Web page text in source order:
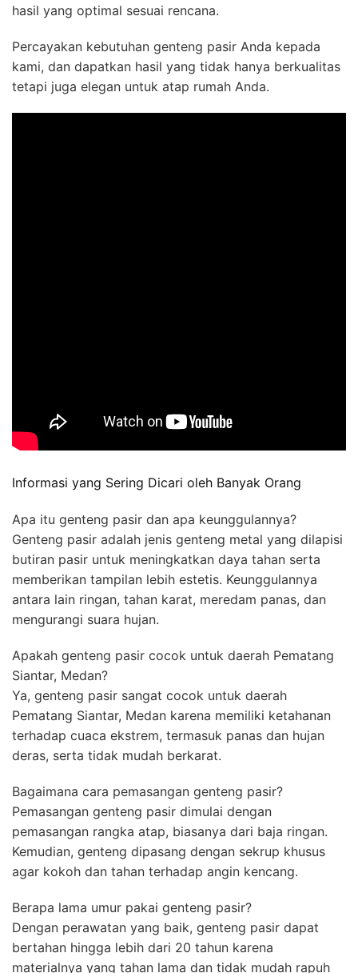
hasil yang optimal sesuai rencana.
Percayakan kebutuhan genteng pasir Anda kepada
kami, dan dapatkan hasil yang tidak hanya berkualitas
tetapi juga elegan untuk atap rumah Anda.
Informasi yang Sering Dicari oleh Banyak Orang
Apa itu genteng pasir dan apa keunggulannya?
Genteng pasir adalah jenis genteng metal yang dilapisi
butiran pasir untuk meningkatkan daya tahan serta
memberikan tampilan lebih estetis. Keunggulannya
antara lain ringan, tahan karat, meredam panas, dan
mengurangi suara hujan.
Apakah genteng pasir cocok untuk daerah Pematang
Siantar, Medan?
Ya, genteng pasir sangat cocok untuk daerah
Pematang Siantar, Medan karena memiliki ketahanan
terhadap cuaca ekstrem, termasuk panas dan hujan
deras, serta tidak mudah berkarat.
Bagaimana cara pemasangan genteng pasir?
Pemasangan genteng pasir dimulai dengan
pemasangan rangka atap, biasanya dari baja ringan.
Kemudian, genteng dipasang dengan sekrup khusus
agar kokoh dan tahan terhadap angin kencang.
Berapa lama umur pakai genteng pasir?
Dengan perawatan yang baik, genteng pasir dapat
bertahan hingga lebih dari 20 tahun karena
materialnya yang tahan lama dan tidak mudah rapuh